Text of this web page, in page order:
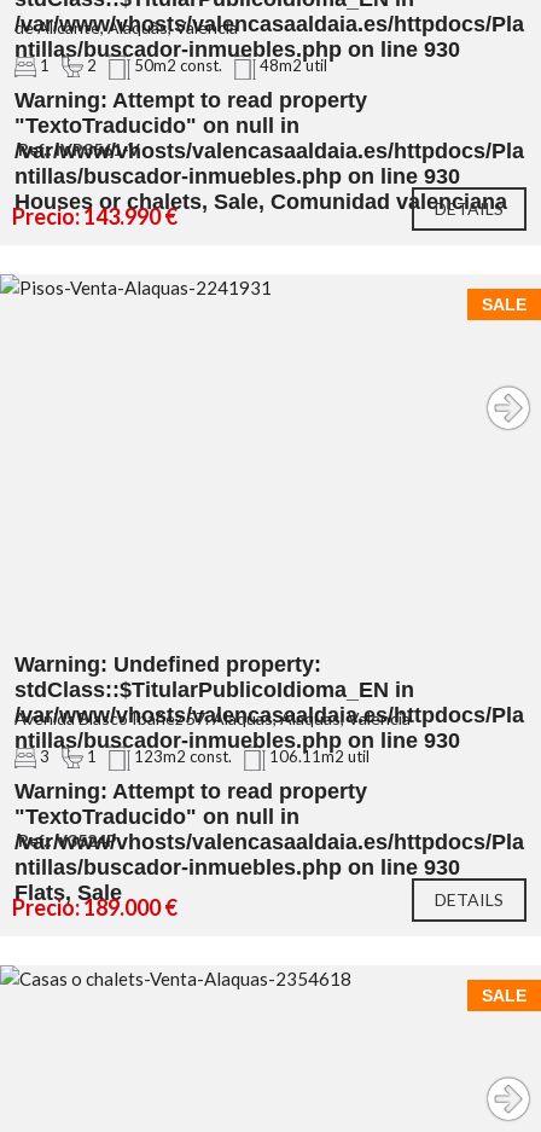
/var/www/vhosts/valencasaaldaia.es/httpdocs/Pla
ntillas/buscador-inmuebles.php on line 930
Warning: Attempt to read property
"TextoTraducido" on null in
/var/www/vhosts/valencasaaldaia.es/httpdocs/Pla
ntillas/buscador-inmuebles.php on line 930
Houses or chalets, Sale, Comunidad valenciana
de Alicante, Alaquàs, Valencia
1 2 50m2 const. 48m2 util
Ref.: IVP3561-V
Precio: 143.990 € DETAILS
SALE
Warning: Undefined property:
stdClass::$TitularPublicoIdioma_EN in
/var/www/vhosts/valencasaaldaia.es/httpdocs/Pla
ntillas/buscador-inmuebles.php on line 930
Warning: Attempt to read property
"TextoTraducido" on null in
/var/www/vhosts/valencasaaldaia.es/httpdocs/Pla
ntillas/buscador-inmuebles.php on line 930
Flats, Sale
Avenida Blasco Ibáñez 57. Alaquas, Alaquas, Valencia
3 1 123m2 const. 106.11m2 util
Ref.: V3524P
Precio: 189.000 € DETAILS
SALE